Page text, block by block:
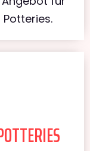
Potteries.